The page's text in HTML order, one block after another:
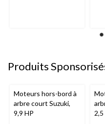
Produits
Moteurs hors-bord à
arbre court Suzuki,
9,9 HP
2,5